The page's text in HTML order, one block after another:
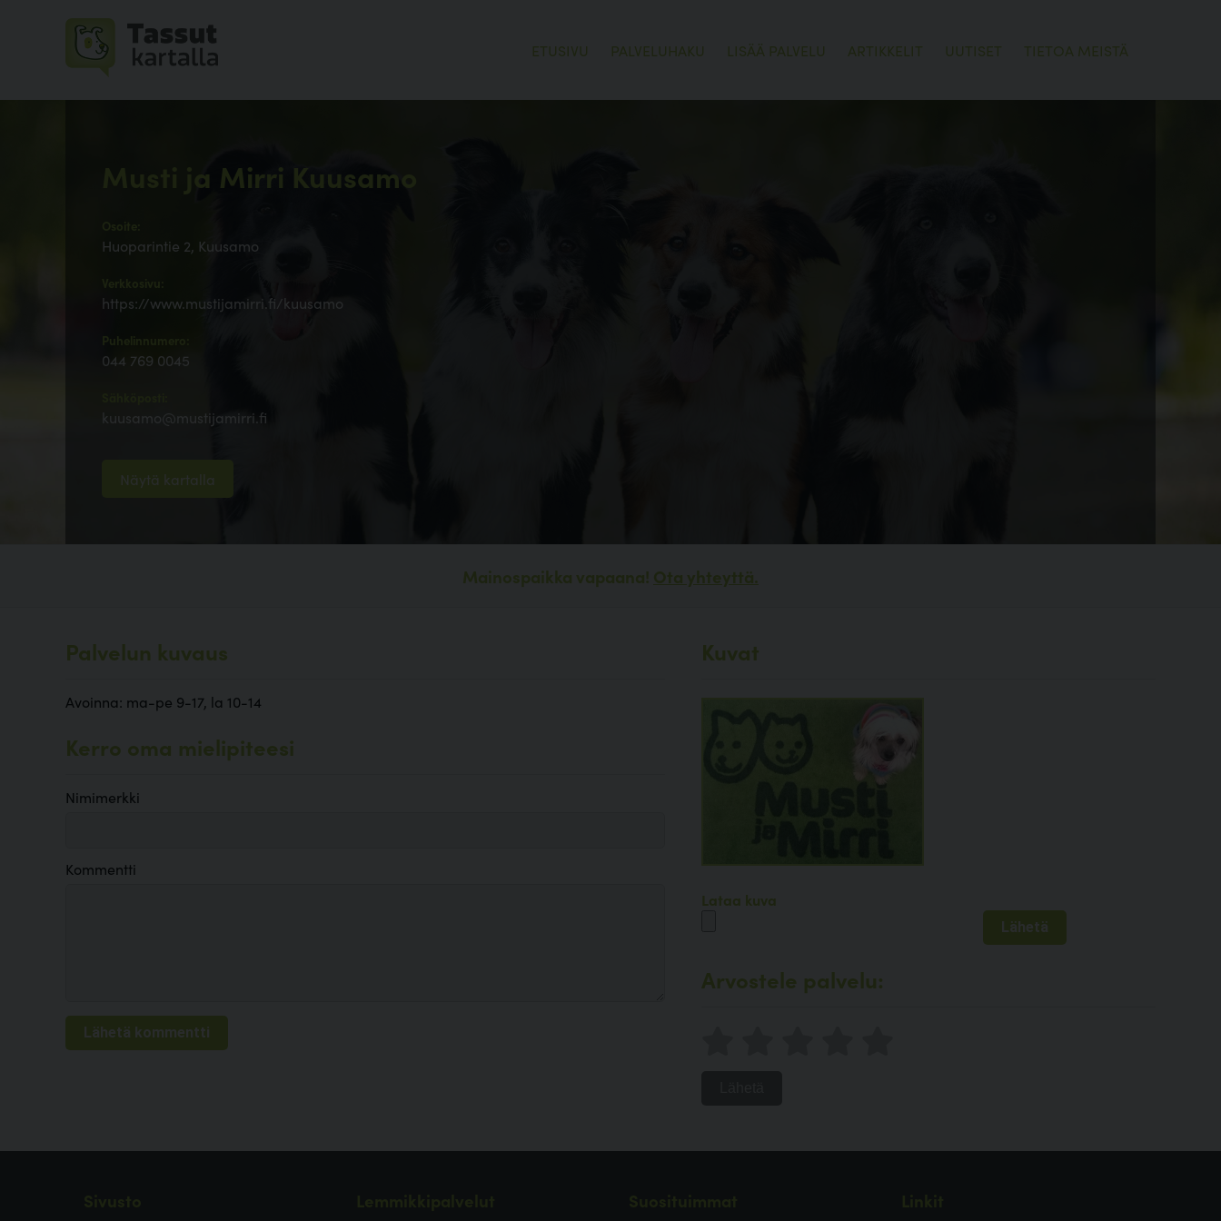
ETUSIVU PALVELUHAKU LISÄÄ PALVELU ARTIKKELIT UUTISET TIETOA MEISTÄ
Musti ja Mirri Kuusamo
Huoparintie 2, Kuusamo
https://www.mustijamirri.fi/kuusamo
Puhelinnumero:
044 769 0045
kuusamo@mustijamirri.fi
Näytä kartalla
Mainospaikka vapaana! Ota yhteyttä.
Palvelun kuvaus
Avoinna: ma-pe 9-17, la 10-14
Kerro oma mielipiteesi
Nimimerkki
Kommentti
Kuvat
Lataa kuva
Arvostele palvelu: